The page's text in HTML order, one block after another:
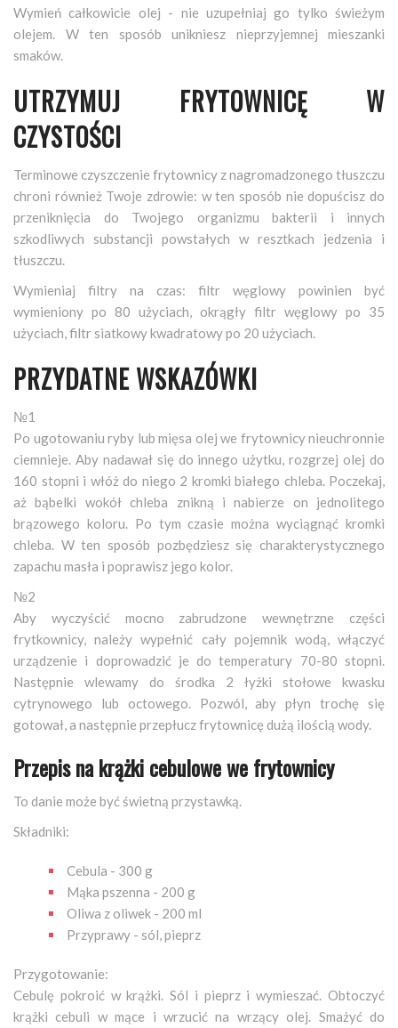
Wymień całkowicie olej - nie uzupełniaj go tylko świeżym
olejem. W ten sposób unikniesz nieprzyjemnej mieszanki
smaków.
UTRZYMUJ FRYTOWNICĘ W
CZYSTOŚCI
Terminowe czyszczenie frytownicy z nagromadzonego tłuszczu
chroni również Twoje zdrowie: w ten sposób nie dopuścisz do
przeniknięcia do Twojego organizmu bakterii i innych
szkodliwych substancji powstałych w resztkach jedzenia i
tłuszczu.
Wymieniaj filtry na czas: filtr węglowy powinien być
wymieniony po 80 użyciach, okrągły filtr węglowy po 35
użyciach, filtr siatkowy kwadratowy po 20 użyciach.
PRZYDATNE WSKAZÓWKI
№1
Po ugotowaniu ryby lub mięsa olej we frytownicy nieuchronnie
ciemnieje. Aby nadawał się do innego użytku, rozgrzej olej do
160 stopni i włóż do niego 2 kromki białego chleba. Poczekaj,
aż bąbelki wokół chleba znikną i nabierze on jednolitego
brązowego koloru. Po tym czasie można wyciągnąć kromki
chleba. W ten sposób pozbędziesz się charakterystycznego
zapachu masła i poprawisz jego kolor.
№2
Aby wyczyścić mocno zabrudzone wewnętrzne części
frytkownicy, należy wypełnić cały pojemnik wodą, włączyć
urządzenie i doprowadzić je do temperatury 70-80 stopni.
Następnie wlewamy do środka 2 łyżki stołowe kwasku
cytrynowego lub octowego. Pozwól, aby płyn trochę się
gotował, a następnie przepłucz frytownicę dużą ilością wody.
Przepis na krążki cebulowe we frytownicy
To danie może być świetną przystawką.
Składniki:
Cebula - 300 g
Mąka pszenna - 200 g
Oliwa z oliwek - 200 ml
Przyprawy - sól, pieprz
Przygotowanie:
Cebulę pokroić w krążki. Sól i pieprz i wymieszać. Obtoczyć
krążki cebuli w mące i wrzucić na wrzący olej. Smażyć do